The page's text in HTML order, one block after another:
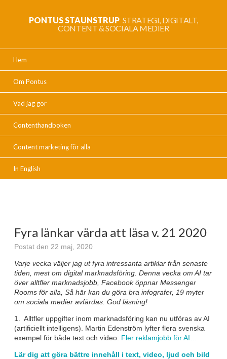
PONTUS STAUNSTRUP STRATEGI, DIGITALT,
CONTENT & SOCIALA MEDIER
Hem
Om Pontus
Vad jag gör
Contenthandboken
Content marketing för alla
In English
Fyra länkar värda att läsa v. 21 2020
Postat den 22 maj, 2020
Varje vecka väljer jag ut fyra intressanta artiklar från senaste
tiden, mest om digital marknadsföring. Denna vecka om AI tar
över alltfler marknadsjobb, Facebook öppnar Messenger
Rooms för alla, Så här kan du göra bra infografer, 19 myter
om sociala medier avfärdas. God läsning!
1. Alltfler uppgifter inom marknadsföring kan nu utföras av AI
(artificiellt intelligens). Martin Edenström lyfter flera svenska
exempel för både text och video: Fler reklamjobb för AI…
Lär dig att göra bättre innehåll i text, video, ljud och bild